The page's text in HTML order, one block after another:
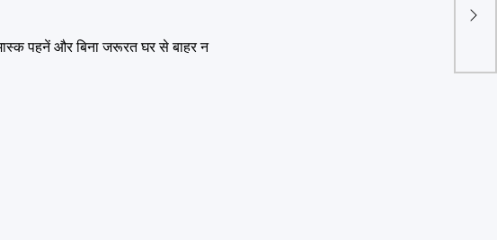
मास्क पहनें और बिना जरूरत घर से बाहर न